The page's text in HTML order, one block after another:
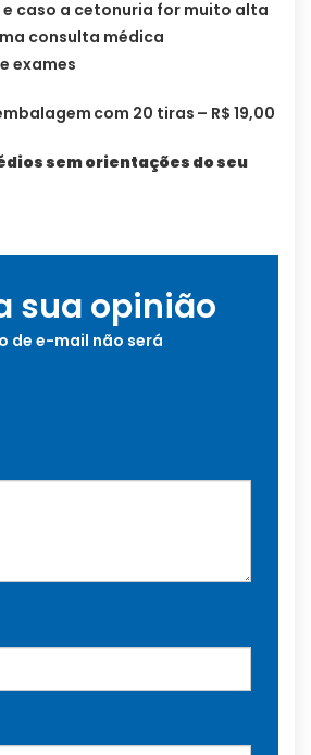
caso a cetonuria for muito alta
consulta médica
exames
com 20 tiras – R$ 19,00
sem orientações do seu
sua opinião
de e-mail não será